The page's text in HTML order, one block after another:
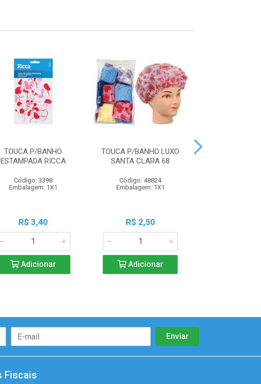
TOUCA P/BANHO
ESTAMPADA RICCA
Código: 3398
Embalagem: 1X1
R$ 3,40
Adicionar
TOUCA P/BANHO LUXO
SANTA CLARA 68
Código: 48824
Embalagem: 1X1
R$ 2,50
Adicionar
Fiscais